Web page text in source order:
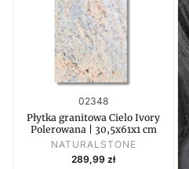
Kod produktu
02348
Płytka granitowa Cielo Ivory
Polerowana | 30,5x61x1 cm
PRODUCENT
NATURALSTONE
Cena
289,99 zł